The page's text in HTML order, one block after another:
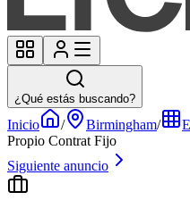
¿Qué estás buscando?
Inicio / Birmingham/
Propio Contrat Fijo
Siguiente anuncio